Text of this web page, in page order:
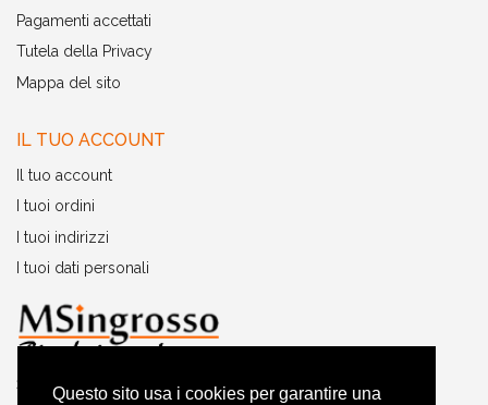
Questo sito usa i cookies per garantire una
Pagamenti accettati
Tutela della Privacy
Mappa del sito
IL TUO ACCOUNT
Il tuo account
I tuoi ordini
I tuoi indirizzi
I tuoi dati personali
Servizio clienti pre-post vendita: